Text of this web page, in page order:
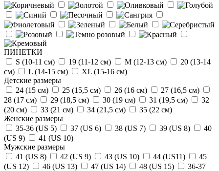
Отзыв от Натальи
г.Красноярск
ПИНЕТКИ
S (10-11 см)
19 (11-12 см) М (12-13 см)
20 (13-14
см)
L (14-15 cм)
ХL (15-16 cм)
Детские размеры
24 (15 см)
25 (15,5 см) 26 (16 см)
27 (16,5 см)
28 (17 см)
29 (18,5 см) 30 (19 см) 31 (19,5 см)
32
(20 см)
33 (21 см) 34 (21,5 см)
35 (22 см)
Женские размеры
35-36 (US 5)
37 (US 6) 38 (US 7) 39 (US 8)
40
(US 9)
41 (US 10)
Мужские размеры
41 (US 8)
42 (US 9) 43 (US 10) 44 (US11)
45
(US 12)
46 (US 13) 47 (US 14) 48 (US 15)
36-37